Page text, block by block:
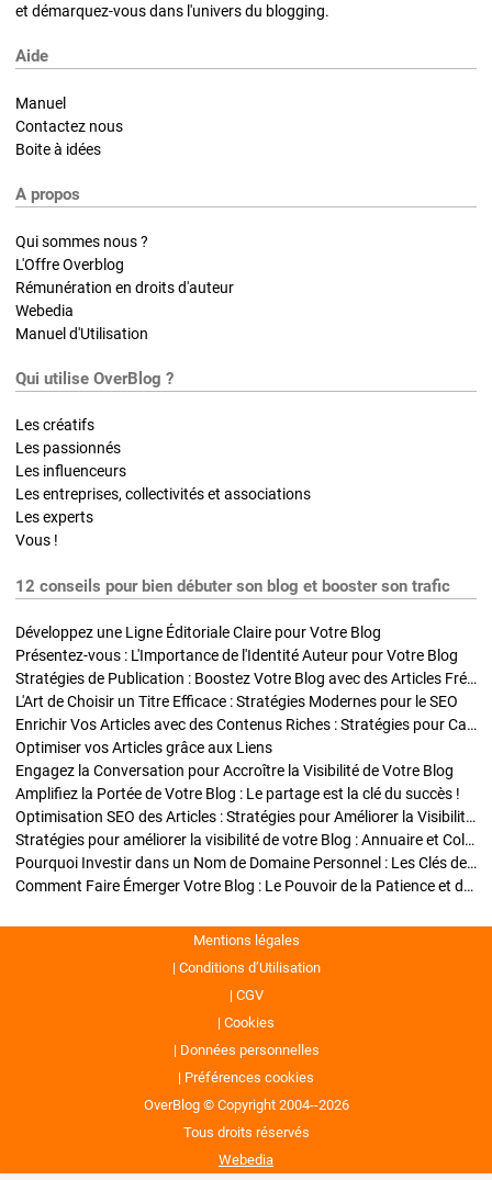
et démarquez-vous dans l'univers du blogging.
Aide
Manuel
Contactez nous
Boite à idées
A propos
Qui sommes nous ?
L'Offre Overblog
Rémunération en droits d'auteur
Webedia
Manuel d'Utilisation
Qui utilise OverBlog ?
Les créatifs
Les passionnés
Les influenceurs
Les entreprises, collectivités et associations
Les experts
Vous !
12 conseils pour bien débuter son blog et booster son trafic
Développez une Ligne Éditoriale Claire pour Votre Blog
Présentez-vous : L'Importance de l'Identité Auteur pour Votre Blog
Stratégies de Publication : Boostez Votre Blog avec des Articles Fréquents et Exclusifs
L'Art de Choisir un Titre Efficace : Stratégies Modernes pour le SEO
Enrichir Vos Articles avec des Contenus Riches : Stratégies pour Captiver et Optimiser
Optimiser vos Articles grâce aux Liens
Engagez la Conversation pour Accroître la Visibilité de Votre Blog
Amplifiez la Portée de Votre Blog : Le partage est la clé du succès !
Optimisation SEO des Articles : Stratégies pour Améliorer la Visibilité de Votre Blog
Stratégies pour améliorer la visibilité de votre Blog : Annuaire et Collaborations
Pourquoi Investir dans un Nom de Domaine Personnel : Les Clés de la Réussite de Votre Blog
Comment Faire Émerger Votre Blog : Le Pouvoir de la Patience et de la Persévérance
Mentions légales
Conditions d’Utilisation
CGV
Cookies
Données personnelles
Préférences cookies
OverBlog © Copyright 2004--2026
Tous droits réservés
Webedia